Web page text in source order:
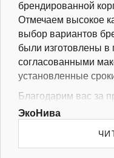
брендированной
Отмечаем высокое
выбор вариантов
были изготовлены в
согласованными
установленные
Благодарим вас за
надежное
ЭкоНива